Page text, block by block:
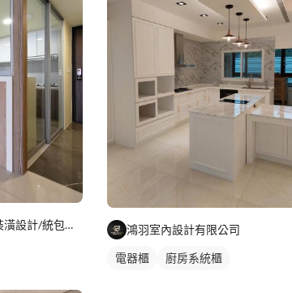
美藝家系統家具/裝潢設計/統包服務 鴻羽室內設計有限公司
電器櫃 廚房系統櫃